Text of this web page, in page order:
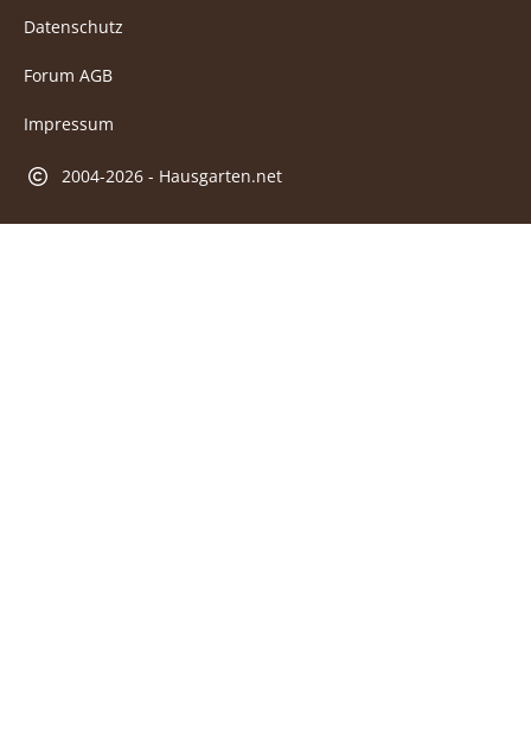
Datenschutz
Forum AGB
Impressum
2004-2026 - Hausgarten.net